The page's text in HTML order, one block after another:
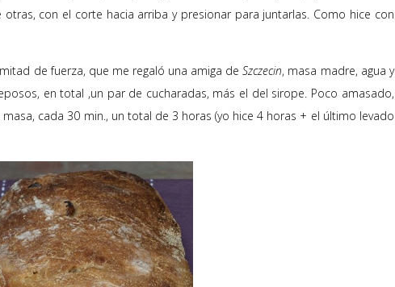
con el corte hacia arriba y presionar para juntarlas. Como hice con
de fuerza, que me regaló una amiga deSzczecin, masa madre, agua y
en total ,un par de cucharadas, más el del sirope. Poco amasado,
cada 30 min., un total de 3 horas (yo hice 4 horas + el último levado